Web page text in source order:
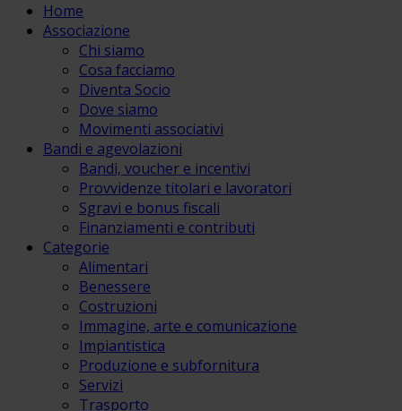
Home
Associazione
Chi siamo
Cosa facciamo
Diventa Socio
Dove siamo
Movimenti associativi
Bandi e agevolazioni
Bandi, voucher e incentivi
Provvidenze titolari e lavoratori
Sgravi e bonus fiscali
Finanziamenti e contributi
Categorie
Alimentari
Benessere
Costruzioni
Immagine, arte e comunicazione
Impiantistica
Produzione e subfornitura
Servizi
Trasporto